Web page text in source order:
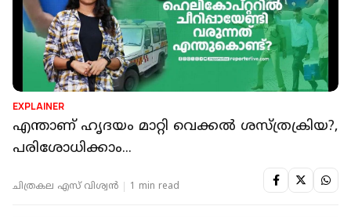
EXPLAINER
എന്താണ് ഹൃദയം മാറ്റി വെക്കൽ ശസ്ത്രക്രിയ?,
പരിശോധിക്കാം...
ചിത്രകല എസ് വിശ്വന്‍ 1 min read